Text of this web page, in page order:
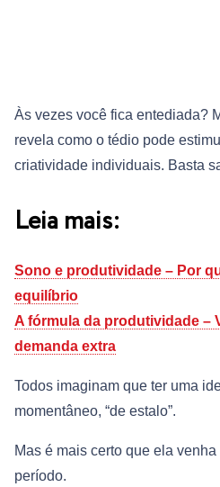
Às vezes você fica entediada?
revela como o tédio pode
criatividade individuais. Basta
Leia mais:
Sono e produtividade – Por
equilíbrio
A fórmula da produtividade –
demanda extra
Todos imaginam que ter uma
momentâneo, “de estalo”.
Mas é mais certo que ela
período.